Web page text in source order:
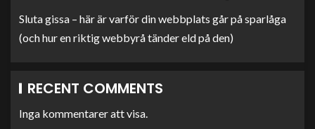
Sluta gissa – här är varför din webbplats går på sparlåga
(och hur en riktig webbyrå tänder eld på den)
RECENT COMMENTS
Inga kommentarer att visa.